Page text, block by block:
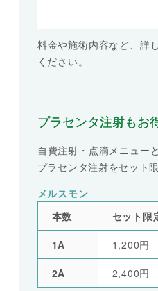
料金や施術内容など、詳
ください。
プラセンタ注射もお
自費注射・点滴メニュー
プラセンタ注射をセット
メルスモン
本数
セット限
1A 1,200円
2A 2,400円